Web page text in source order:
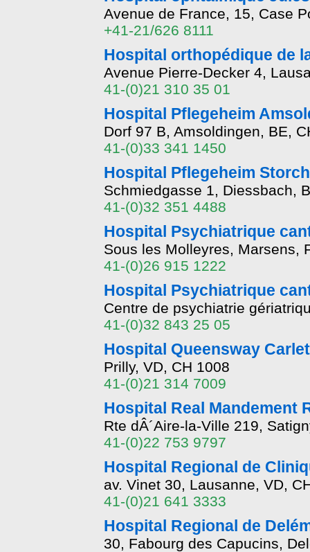
Avenue de France, 15, Case
+41-21/626 8111
Hospital orthopédique de
Avenue Pierre-Decker 4,
41-(0)21 310 35 01
Hospital Pflegeheim
Dorf 97 B, Amsoldingen, BE,
41-(0)33 341 1450
Hospital Pflegeheim
Schmiedgasse 1, Diessbach,
41-(0)32 351 4488
Hospital Psychiatrique
Sous les Molleyres, Marsens,
41-(0)26 915 1222
Hospital Psychiatrique
Centre de psychiatrie
41-(0)32 843 25 05
Hospital Queensway
Prilly, VD, CH 1008
41-(0)21 314 7009
Hospital Real Mandement
Rte dÂ´Aire-la-Ville 219,
41-(0)22 753 9797
Hospital Regional de
av. Vinet 30, Lausanne, VD,
41-(0)21 641 3333
Hospital Regional de
30, Fabourg des Capucins,